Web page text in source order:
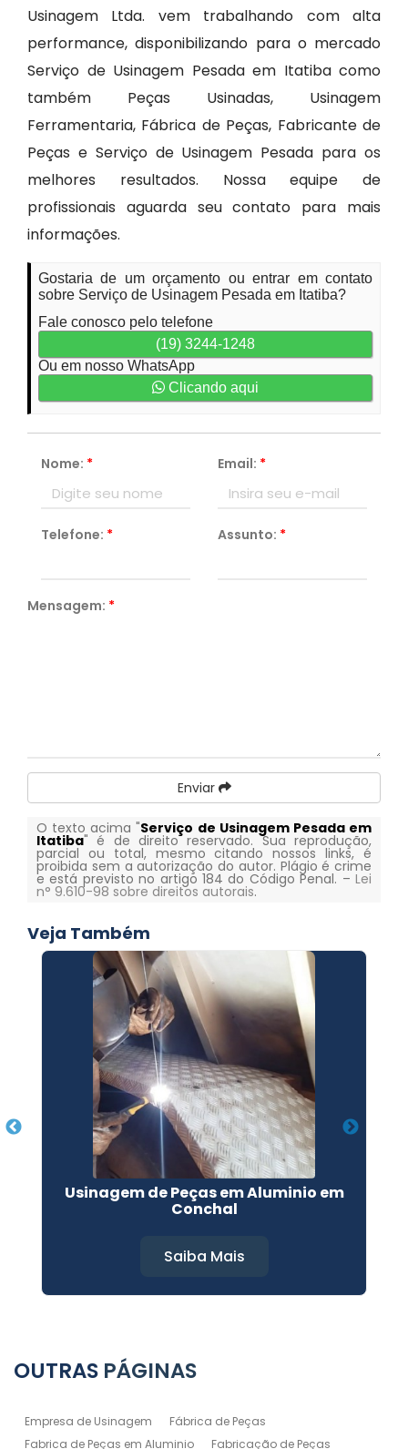
Usinagem Ltda. vem trabalhando com alta
performance, disponibilizando para o mercado
Serviço de Usinagem Pesada em Itatiba como
também Peças Usinadas, Usinagem
Ferramentaria, Fábrica de Peças, Fabricante de
Peças e Serviço de Usinagem Pesada para os
melhores resultados. Nossa equipe de
profissionais aguarda seu contato para mais
informações.
Gostaria de um orçamento ou entrar em contato
sobre Serviço de Usinagem Pesada em Itatiba?
Fale conosco pelo telefone
(19) 3244-1248
Ou em nosso WhatsApp
Clicando aqui
Nome: * Email: *
Telefone: * Assunto: *
Mensagem: *
Enviar
O texto acima "Serviço de Usinagem Pesada em
Itatiba" é de direito reservado. Sua reprodução,
parcial ou total, mesmo citando nossos links, é
proibida sem a autorização do autor. Plágio é crime
e está previsto no artigo 184 do Código Penal. – Lei
n° 9.610-98 sobre direitos autorais.
Veja Também
Usinagem de Peças em Aluminio em
Conchal
Saiba Mais
OUTRAS PÁGINAS
Empresa de Usinagem
Fábrica de Peças
Fabrica de Peças em Aluminio
Fabricação de Peças